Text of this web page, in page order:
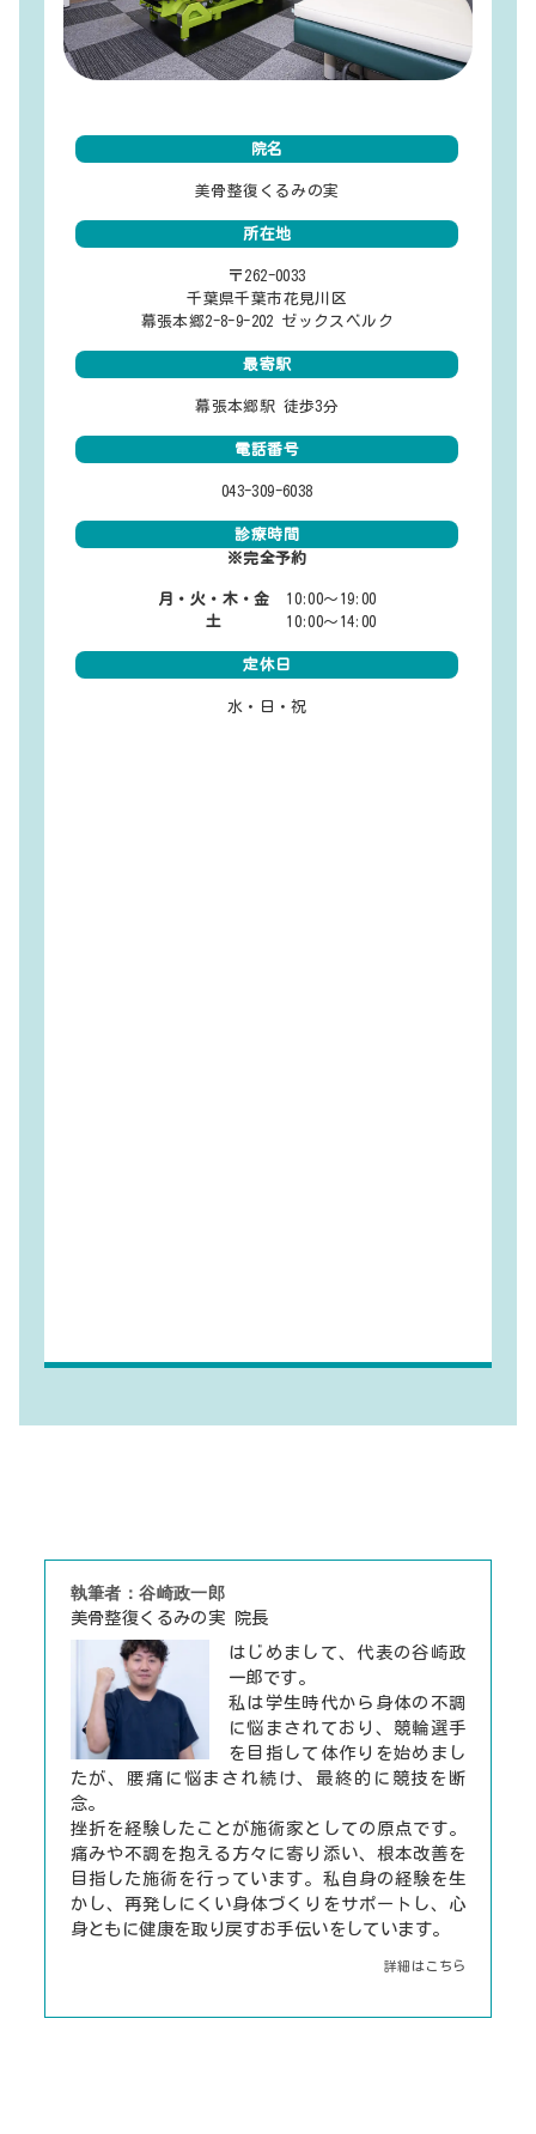
院名
美骨整復くるみの実
所在地
〒262-0033
千葉県千葉市花見川区
幕張本郷2-8-9-202 ゼックスベルク
最寄駅
幕張本郷駅 徒歩3分
電話番号
043-309-6038
診療時間
※完全予約
月・火・木・金 10:00～19:00
土 10:00～14:00
定休日
水・日・祝
執筆者：谷崎政一郎
美骨整復くるみの実 院長
はじめまして、代表の谷崎政
一郎です。
私は学生時代から身体の不調
に悩まされており、競輪選手
を目指して体作りを始めまし
たが、腰痛に悩まされ続け、最終的に競技を断
念。
挫折を経験したことが施術家としての原点です。
痛みや不調を抱える方々に寄り添い、根本改善を
目指した施術を行っています。私自身の経験を生
かし、再発しにくい身体づくりをサポートし、心
身ともに健康を取り戻すお手伝いをしています。
詳細はこちら